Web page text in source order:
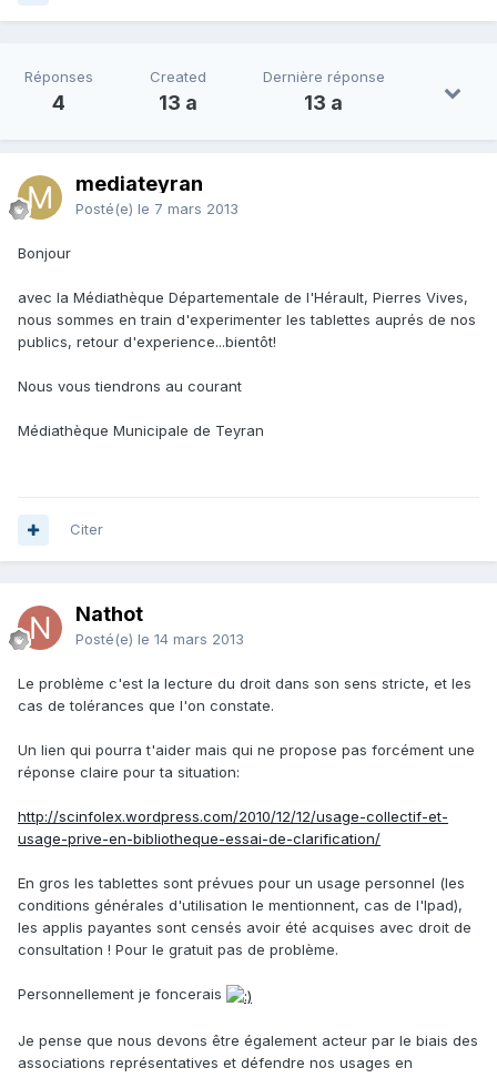
Réponses
4
Created
13 a
Dernière réponse
13 a
mediateyran
Posté(e) le 7 mars 2013
Bonjour
avec la Médiathèque Départementale de l'Hérault, Pierres Vives,
nous sommes en train d'experimenter les tablettes auprés de nos
publics, retour d'experience...bientôt!
Nous vous tiendrons au courant
Médiathèque Municipale de Teyran
Citer
Nathot
Posté(e) le 14 mars 2013
Le problème c'est la lecture du droit dans son sens stricte, et les
cas de tolérances que l'on constate.
Un lien qui pourra t'aider mais qui ne propose pas forcément une
réponse claire pour ta situation:
http://scinfolex.wordpress.com/2010/12/12/usage-collectif-et-
usage-prive-en-bibliotheque-essai-de-clarification/
En gros les tablettes sont prévues pour un usage personnel (les
conditions générales d'utilisation le mentionnent, cas de l'Ipad),
les applis payantes sont censés avoir été acquises avec droit de
consultation ! Pour le gratuit pas de problème.
Personnellement je foncerais
Je pense que nous devons être également acteur par le biais des
associations représentatives et défendre nos usages en